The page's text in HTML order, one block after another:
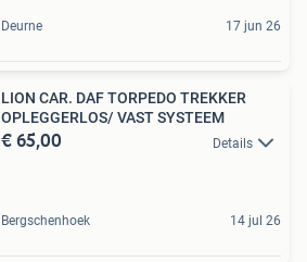
Deurne 17 jun 26
LION CAR. DAF TORPEDO TREKKER
OPLEGGERLOS/ VAST SYSTEEM
€ 65,00 Details
Bergschenhoek 14 jul 26